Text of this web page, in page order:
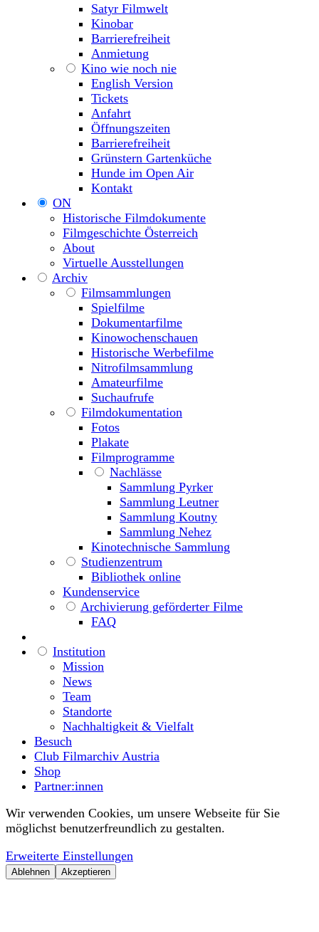
Satyr Filmwelt
Kinobar
Barrierefreiheit
Anmietung
Kino wie noch nie
English Version
Tickets
Anfahrt
Öffnungszeiten
Barrierefreiheit
Grünstern Gartenküche
Hunde im Open Air
Kontakt
ON
Historische Filmdokumente
Filmgeschichte Österreich
About
Virtuelle Ausstellungen
Archiv
Filmsammlungen
Spielfilme
Dokumentarfilme
Kinowochenschauen
Historische Werbefilme
Nitrofilmsammlung
Amateurfilme
Suchaufrufe
Filmdokumentation
Fotos
Plakate
Filmprogramme
Nachlässe
Sammlung Pyrker
Sammlung Leutner
Sammlung Koutny
Sammlung Nehez
Kinotechnische Sammlung
Studienzentrum
Bibliothek online
Kundenservice
Archivierung geförderter Filme
FAQ
Institution
Mission
News
Team
Standorte
Nachhaltigkeit & Vielfalt
Besuch
Club Filmarchiv Austria
Shop
Partner:innen
Wir verwenden Cookies, um unsere Webseite für Sie
möglichst benutzerfreundlich zu gestalten.
Erweiterte Einstellungen
Ablehnen Akzeptieren